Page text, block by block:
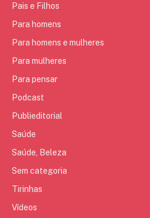
Pais e Filhos
Para homens
Para homens e mulheres
Para mulheres
Para pensar
Podcast
Publieditorial
Saúde
Saúde, Beleza
Sem categoria
Tirinhas
Vídeos